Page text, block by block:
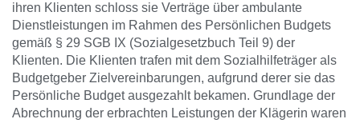
ihren Klienten schloss sie Verträge über ambulante
Dienstleistungen im Rahmen des Persönlichen Budgets
gemäß § 29 SGB IX (Sozialgesetzbuch Teil 9) der
Klienten. Die Klienten trafen mit dem Sozialhilfeträger als
Budgetgeber Zielvereinbarungen, aufgrund derer sie das
Persönliche Budget ausgezahlt bekamen. Grundlage der
Abrechnung der erbrachten Leistungen der Klägerin waren